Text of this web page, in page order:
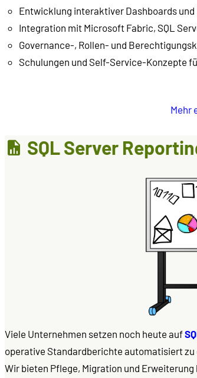
Entwicklung interaktiver Dashboards
Integration mit Microsoft Fabric, SQL
Governance-, Rollen- und
Schulungen und Self-Service-Konzepte
Mehr
SQL Server
Viele Unternehmen setzen noch heute auf
operative Standardberichte automatisiert zu
Wir bieten Pflege, Migration und